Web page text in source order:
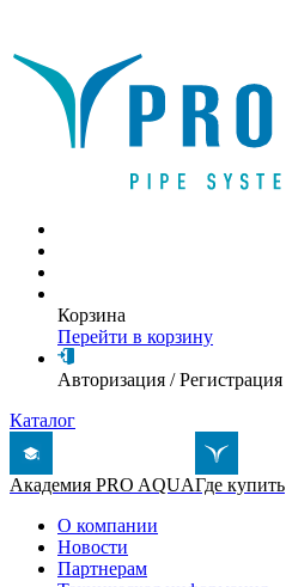
Корзина
Перейти в корзину
Авторизация /Регистрация
Каталог
Академия PRO AQUAГде купить
О компании
Новости
Партнерам